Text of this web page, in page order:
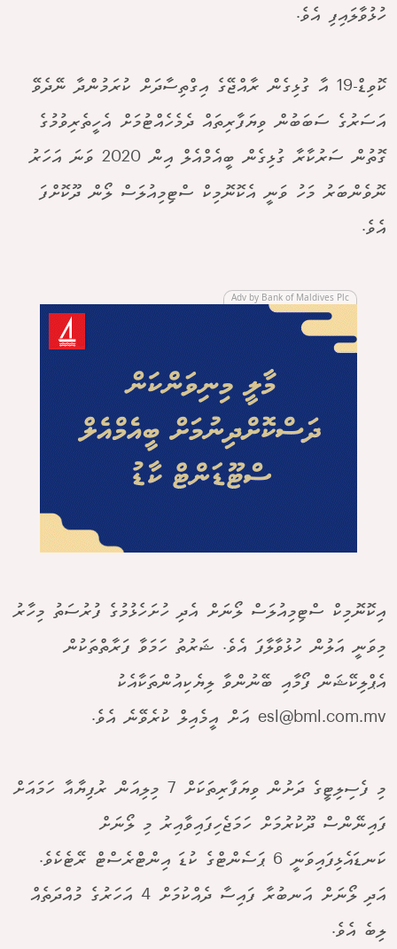
ހުޅުވާލައިފި އެވެ.
ކޮވިޑް-19 އާ ގުޅިގެން ރާއްޖޭގެ އިގްތިސާދަށް ކުރަމުންދާ ނޭދެވޭ
އަސަރުގެ ސަބަބުން ވިޔަފާރިތައް ދެމެހެއްޓުމަށް އެހީތެރިވުމުގެ
ގޮތުން ސަރުކާރާ ގުޅިގެން ބީއެމްއެލް އިން 2020 ވަނަ އަހަރު
ނޮވެންބަރު މަހު ވަނީ އެކޮނޮމިކް ސްޓިމިއުލަސް ލޯން ދޫކޮށްފަ
އެވެ.
Adv by Bank of Maldives Plc
އިކޮނޮމިކް ސްޓިމިއުލަސް ލޯނަށް އެދި ހުށަހެޅުމުގެ ފުރުސަތު މިހާރު
މިވަނީ އަލުން ހުޅުވާލާފަ އެވެ. ޝަރުތު ހަމަވާ ފަރާތްތަކުން
އެޕްލިކޭޝަން ފޯމާއި ބޭނުންވާ ލިޔެކިއުންތަކާއެކު
esl@bml.com.mv އަށް އީމެއިލް ކުރެވޭނެ އެވެ.
މި ފެސިލިޓީގެ ދަށުން ވިޔަފާރިތަކަށް 7 މިލިއަން ރުފިޔާއާ ހަމައަށް
ފައިނޭންސް ދޫކުރުމަށް ހަމަޖެހިފައިވާއިރު މި ލޯނަށް
ކަނޑައެޅިފައިވަނީ 6 ޕަސެންޓްގެ ކުޑަ އިންޓްރެސްޓް ރޭޓެކެވެ.
އަދި ލޯނަށް އަނބުރާ ފައިސާ ދެއްކުމަށް 4 އަހަރުގެ މުއްދަތެއް
ލިބެ އެވެ.